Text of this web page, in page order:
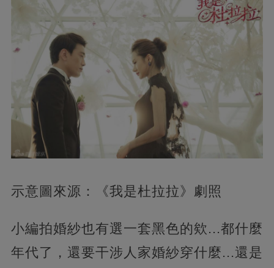
示意圖來源：《我是杜拉拉》劇照
小編拍婚紗也有選一套黑色的欸...都什麼
年代了，還要干涉人家婚紗穿什麼...還是